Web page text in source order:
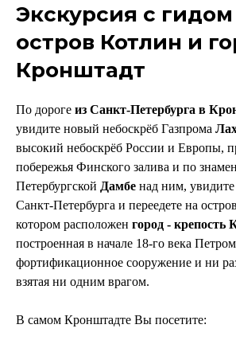
Экскурсия с гидом
остров Котлин и
Кронштадт
По дороге из Санкт-Петербурга в
увидите новый небоскрёб Газпрома
высокий небоскрёб России и Европы,
побережья Финского залива и по
Петербургской Дамбе над ним,
Санкт-Петербурга и переедете на
котором расположен город - крепость
построенная в начале 18-го века
фортификационное сооружение и ни
взятая ни одним врагом.
В самом Кронштадте Вы посетите: